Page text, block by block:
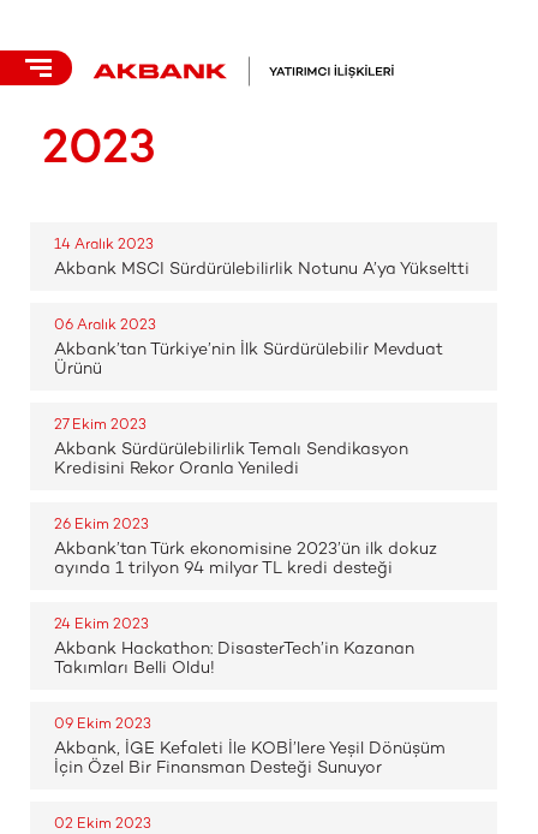
2023
14 Aralık 2023
Akbank MSCI Sürdürülebilirlik Notunu A’ya Yükseltti
06 Aralık 2023
Akbank’tan Türkiye’nin İlk Sürdürülebilir Mevduat
Ürünü
27 Ekim 2023
Akbank Sürdürülebilirlik Temalı Sendikasyon
Kredisini Rekor Oranla Yeniledi
26 Ekim 2023
Akbank’tan Türk ekonomisine 2023’ün ilk dokuz
ayında 1 trilyon 94 milyar TL kredi desteği
24 Ekim 2023
Akbank Hackathon: DisasterTech’in Kazanan
Takımları Belli Oldu!
09 Ekim 2023
Akbank, İGE Kefaleti İle KOBİ’lere Yeşil Dönüşüm
İçin Özel Bir Finansman Desteği Sunuyor
02 Ekim 2023